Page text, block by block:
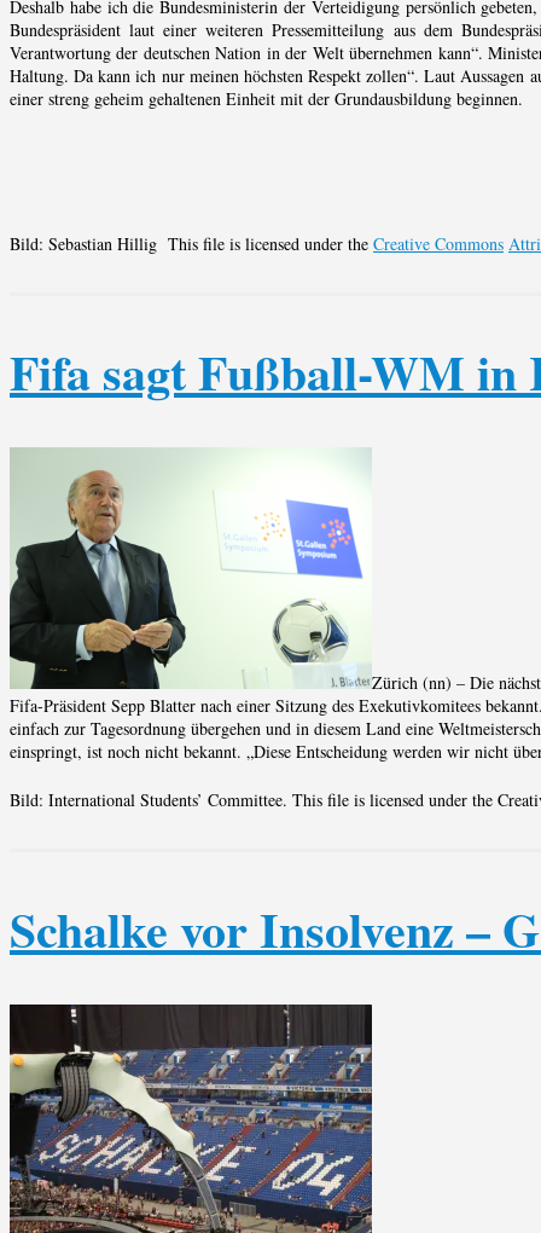
Deshalb habe ich die Bundesministerin der Verteidigung persönlich
Bundespräsident laut einer weiteren Pressemitteilung aus dem
Verantwortung der deutschen Nation in der Welt übernehmen kann“.
Haltung. Da kann ich nur meinen höchsten Respekt zollen“. Laut
einer streng geheim gehaltenen Einheit mit der Grundausbildung beginnen.
Bild: Sebastian Hillig This file is licensed under the Creative Commons
Fifa sagt Fußball-WM in
Zürich (nn) – Die
Fifa-Präsident Sepp Blatter nach einer Sitzung des Exekutivkomitees
einfach zur Tagesordnung übergehen und in diesem Land eine
einspringt, ist noch nicht bekannt. „Diese Entscheidung werden wir nicht
Bild: International Students’ Committee. This file is licensed under the
Schalke vor Insolvenz –